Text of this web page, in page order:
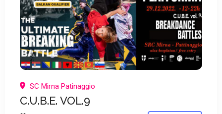
SC Mirna Patinaggio
C.U.B.E. VOL.9